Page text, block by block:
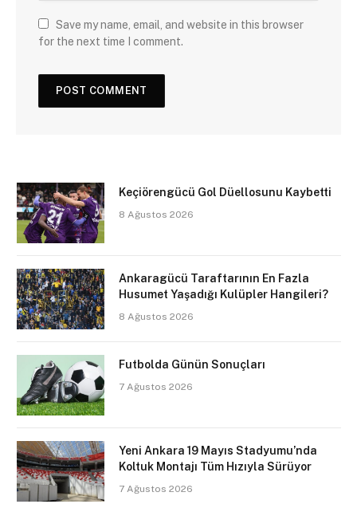
Save my name, email, and website in this browser
for the next time I comment.
Keçiörengücü Gol Düellosunu Kaybetti
8 Ağustos 2026
Ankaragücü Taraftarının En Fazla
Husumet Yaşadığı Kulüpler Hangileri?
8 Ağustos 2026
Futbolda Günün Sonuçları
7 Ağustos 2026
Yeni Ankara 19 Mayıs Stadyumu’nda
Koltuk Montajı Tüm Hızıyla Sürüyor
7 Ağustos 2026